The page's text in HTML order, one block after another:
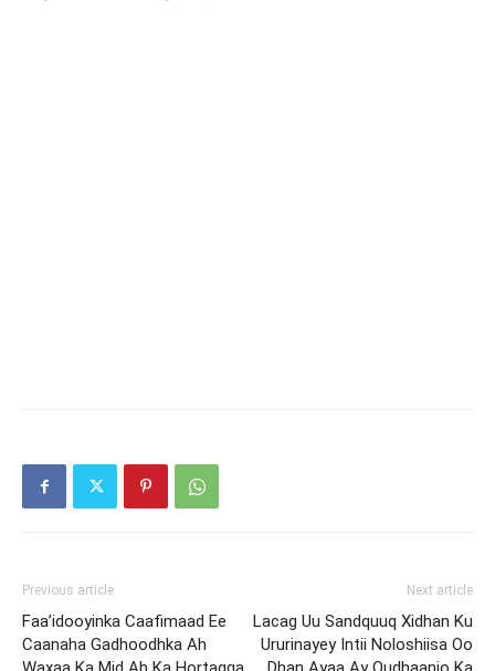
Previous article
Faa’idooyinka Caafimaad Ee
Caanaha Gadhoodhka Ah
Next article
Lacag Uu Sandquuq Xidhan Ku
Ururinayey Intii Noloshiisa Oo